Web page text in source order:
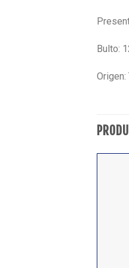
Bulto:
Origen: